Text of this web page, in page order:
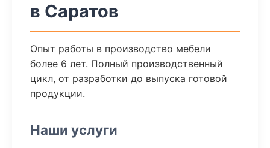
в Саратов
Опыт работы в производство мебели
более 6 лет. Полный производственный
цикл, от разработки до выпуска готовой
продукции.
Наши услуги